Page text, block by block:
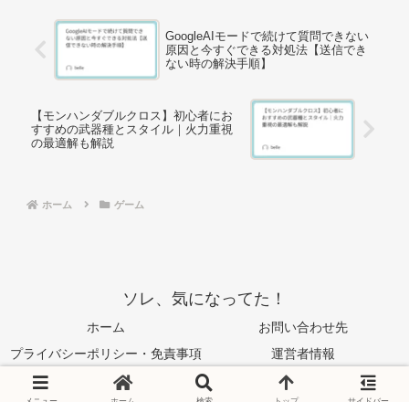
GoogleAIモードで続けて質問できない
原因と今すぐできる対処法【送信でき
ない時の解決手順】
【モンハンダブルクロス】初心者にお
すすめの武器種とスタイル｜火力重視
の最適解も解説
ホーム ゲーム
ソレ、気になってた！
ホーム
お問い合わせ先
プライバシーポリシー・免責事項
運営者情報
© 2024 ソレ、気になってた！.